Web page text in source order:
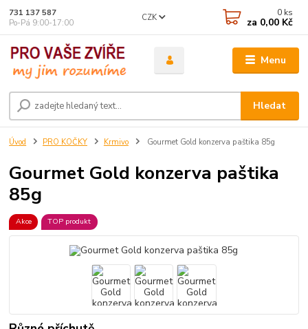
Menu
CZK
Hledat
731 137 587
Po-Pá 9:00-17:00
0 ks
za 0,00 Kč
Úvod PRO KOČKY Krmivo Gourmet Gold konzerva paštika 85g
Gourmet Gold konzerva paštika
85g
Akce TOP produkt